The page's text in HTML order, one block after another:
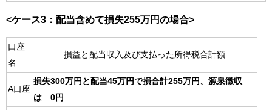
<ケース3：配当含めて損失255万円の場合>
口座
名
損益と配当収入及び支払った所得税合計額
A口座
損失300万円と配当45万円で損合計255万円、源泉徴収
は 0円